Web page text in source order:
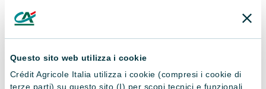
Questo sito web utilizza i cookie
Crédit Agricole Italia utilizza i cookie (compresi i cookie di
terze parti) su questo sito (I) per scopi tecnici e funzionali,
Sei un privato o un'azienda?*